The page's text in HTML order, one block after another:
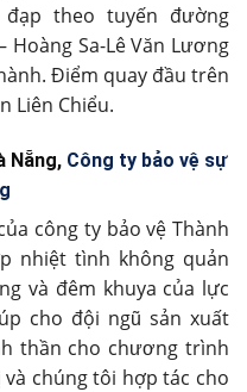
theo tuyến đường
Hoàng Sa-Lê Văn Lương
Điểm quay đầu trên
Liên Chiểu.
Nẵng, Công ty bảo vệ sự
công ty bảo vệ Thành
nhiệt tình không quản
và đêm khuya của lực
cho đội ngũ sản xuất
thần cho chương trình
chúng tôi hợp tác cho